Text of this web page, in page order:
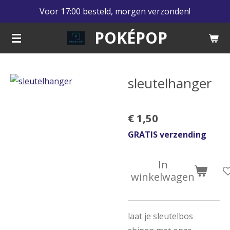
naar
de
POKÉPOP
Voor 17:00 besteld, morgen verzonden!
sleutelhanger
€ 1,50
GRATIS verzending
In
winkelwagen
laat je sleutelbos